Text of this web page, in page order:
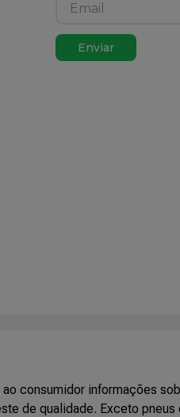
Enviar
consumidor informações
de qualidade. Exceto